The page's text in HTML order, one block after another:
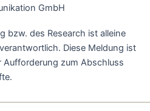
GmbH
bzw. des Research ist alleine
Diese Meldung ist
Aufforderung zum Abschluss